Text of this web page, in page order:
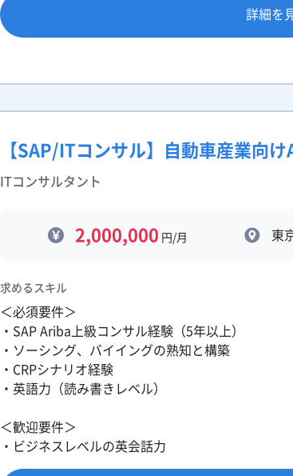
詳細を
【SAP/ITコンサル】自動車産業向
ITコンサルタント
2,000,000 円/月 東
求めるスキル
＜必須要件＞
・SAP Ariba上級コンサル経験（5年以上）
・ソーシング、バイイングの熟知と構築
・CRPシナリオ経験
・英語力（読み書きレベル）
＜歓迎要件＞
・ビジネスレベルの英会話力